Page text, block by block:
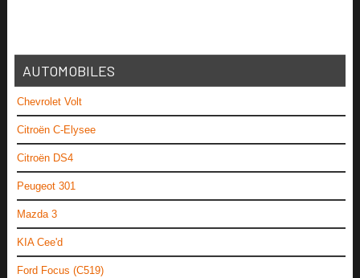
AUTOMOBILES
Chevrolet Volt
Citroën C-Elysee
Citroën DS4
Peugeot 301
Mazda 3
KIA Cee'd
Ford Focus (C519)